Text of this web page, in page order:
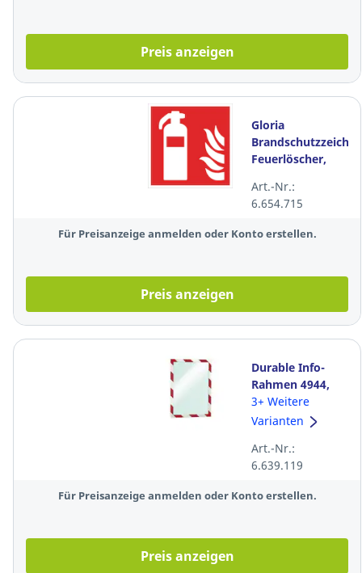
Preis anzeigen
Gloria
Brandschutzzeichen
Feuerlöscher,
nachleuchtend,
20x20cm,
rot/weiß
Art.-Nr.:
6.654.715
Für Preisanzeige anmelden oder Konto erstellen.
Preis anzeigen
Durable Info-
Rahmen 4944,
DURAFRAME®,
A4,
rot/weiß, 2
Stück
3+ Weitere
Varianten
Art.-Nr.:
6.639.119
Für Preisanzeige anmelden oder Konto erstellen.
Preis anzeigen